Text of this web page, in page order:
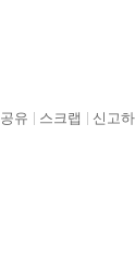
공유 스크랩 신고